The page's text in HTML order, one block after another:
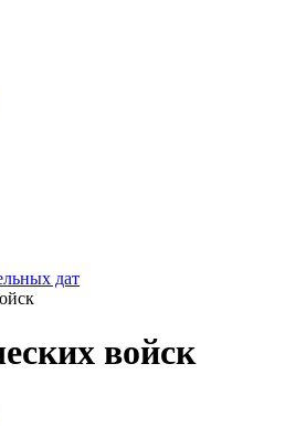
дат
войск